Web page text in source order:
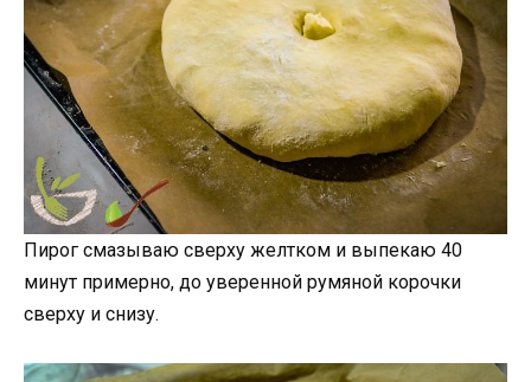
Пирог смазываю сверху желтком и выпекаю 40
минут примерно, до уверенной румяной корочки
сверху и снизу.